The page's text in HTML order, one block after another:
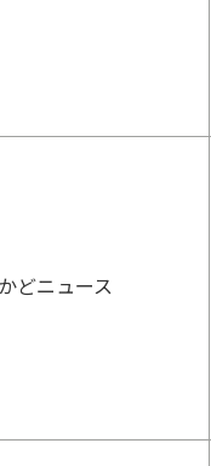
どニュース